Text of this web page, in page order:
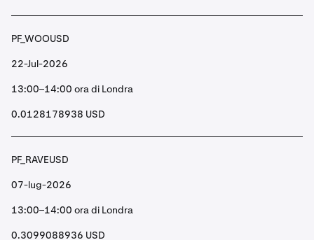
PF_WOOUSD
22-Jul-2026
13:00–14:00 ora di Londra
0.0128178938 USD
PF_RAVEUSD
07-lug-2026
13:00–14:00 ora di Londra
0.3099088936 USD